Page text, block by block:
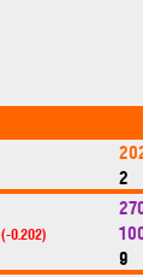
2
(-0.202)
9